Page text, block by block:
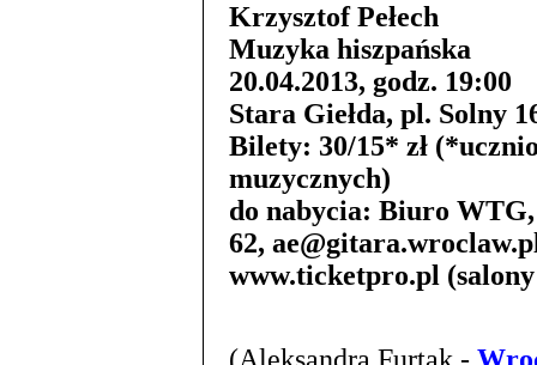
Krzysztof Pełech
Muzyka hiszpańska
20.04.2013, godz. 19:00
Stara Giełda, pl. Solny
Bilety: 30/15* zł
muzycznych)
do nabycia: Biuro WTG,
62,
www.ticketpro.pl